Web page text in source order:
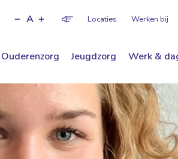
A Locaties Werken bij
Ouderenzorg Jeugdzorg Werk &